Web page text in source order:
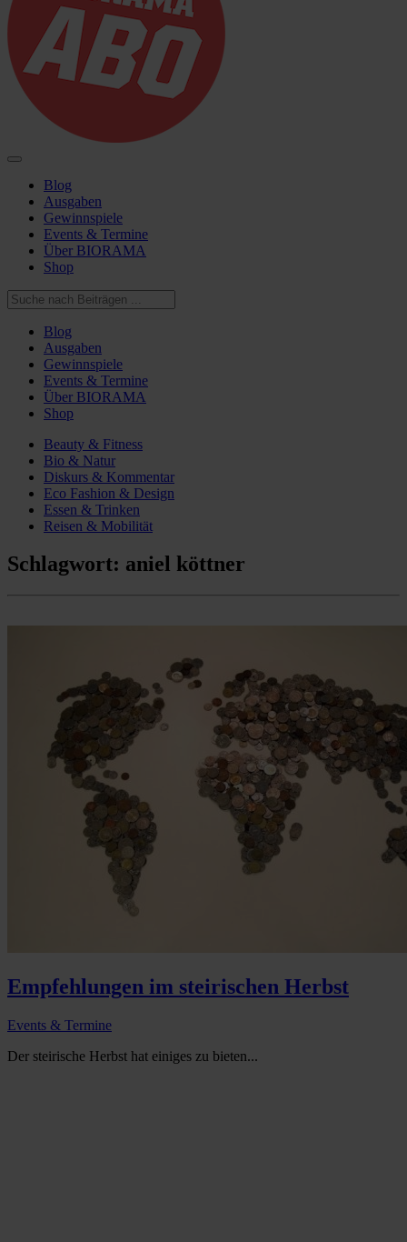
Blog
Ausgaben
Gewinnspiele
Events & Termine
Über BIORAMA
Shop
Blog
Ausgaben
Gewinnspiele
Events & Termine
Über BIORAMA
Shop
Beauty & Fitness
Bio & Natur
Diskurs & Kommentar
Eco Fashion & Design
Essen & Trinken
Reisen & Mobilität
Schlagwort: aniel köttner
Empfehlungen im steirischen Herbst
Events & Termine
Der steirische Herbst hat einiges zu bieten...